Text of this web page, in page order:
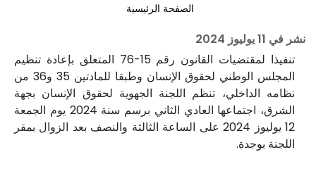
الصفحة الرئيسية
نشر في 11 يوليوز 2024
تنفيذا لمقتضيات القانون رقم 15-76 المتعلق بإعادة تنظيم
المجلس الوطني لحقوق الإنسان وطبقا للمادتين 35 و36 من
نظامه الداخلي، تنظم اللجنة الجهوية لحقوق الإنسان بجهة
الشرق، اجتماعها العادي الثاني برسم سنة 2024 يوم الجمعة
12 يوليوز 2024 على الساعة الثالثة والنصف بعد الزوال بمقر
اللجنة بوجدة.